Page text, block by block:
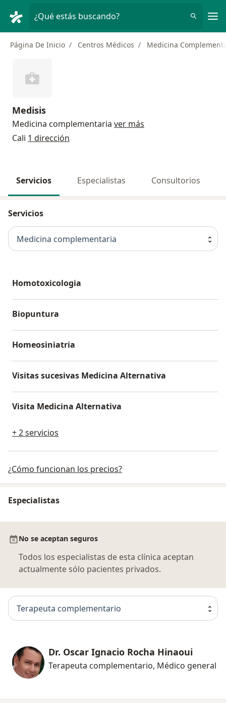
¿Qué estás buscando?
Página De Inicio Centros Médicos Medicina
Medisis
Medicina complementaria ver más
Cali 1 dirección
Servicios Especialistas Consultorios
Servicios
Medicina complementaria
Homotoxicologia
Biopuntura
Homeosiniatria
Visitas sucesivas Medicina Alternativa
Visita Medicina Alternativa
+ 2 servicios
¿Cómo funcionan los precios?
Especialistas
No se aceptan seguros
Todos los especialistas de esta clínica aceptan
actualmente sólo pacientes privados.
Terapeuta complementario
Dr. Oscar Ignacio Rocha Hinaoui
Terapeuta complementario, Médico general